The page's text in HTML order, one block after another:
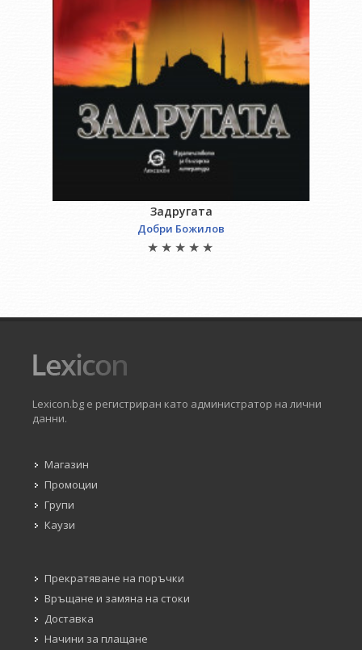
Задругата
Добри Божилов
Lexicon.bg е регистриран като администратор на лични
данни.
Магазин
Промоции
Групи
Каузи
Прекратяване на поръчки
Връщане и замяна на стоки
Доставка
Начини за плащане